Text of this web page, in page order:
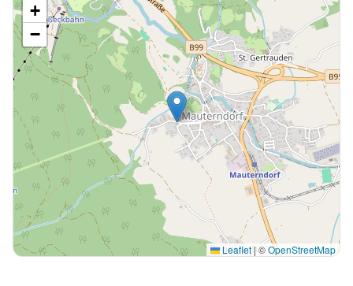
+
−
Leaflet |©OpenStreetMap